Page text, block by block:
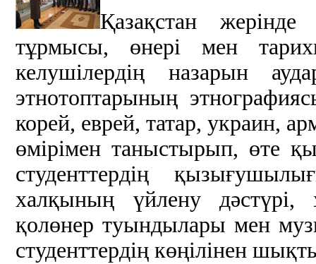
Қазақстан
тұрмысы, өнері мен
келушілердің назарын
этнотоптарының
корей, еврей, татар, украин,
өмірімен таныстырып, өте
студенттердің
халқының үйлену дәстүрі,
қолөнер туындылары мен
студенттердің көңілінен